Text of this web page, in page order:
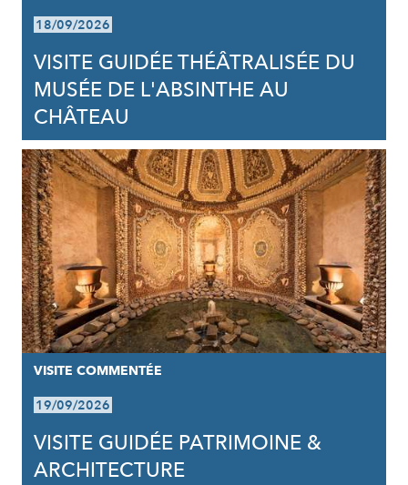
18/09/2026
VISITE GUIDÉE THÉÂTRALISÉE DU
MUSÉE DE L'ABSINTHE AU
CHÂTEAU
VISITE COMMENTÉE
19/09/2026
VISITE GUIDÉE PATRIMOINE &
ARCHITECTURE